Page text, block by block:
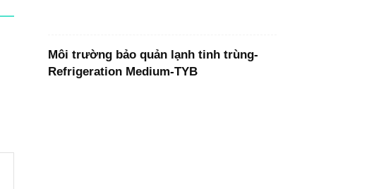
Môi trường bảo quản lạnh tinh trùng-
Refrigeration Medium-TYB